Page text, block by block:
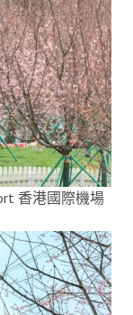
香港國際機場